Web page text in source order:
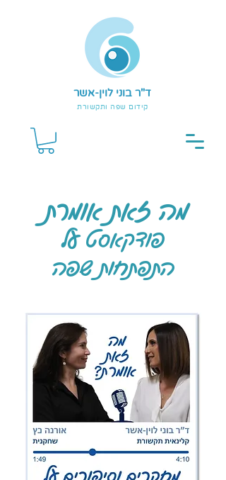
ד"ר בוני לוין-אשר
קידום שפה ותקשורת
מה זאת אומרת
פודקאסט על
התפתחות שפה